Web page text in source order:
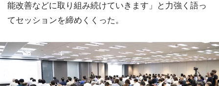
能改善などに取り組み続けていきます」と力強く語っ
てセッションを締めくくった。